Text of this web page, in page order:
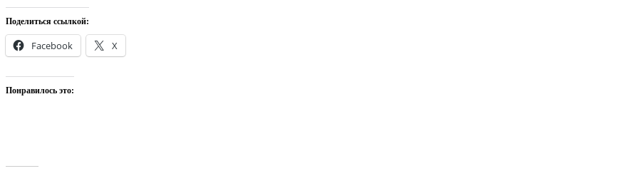
Поделиться ссылкой:
Facebook X
Понравилось это: